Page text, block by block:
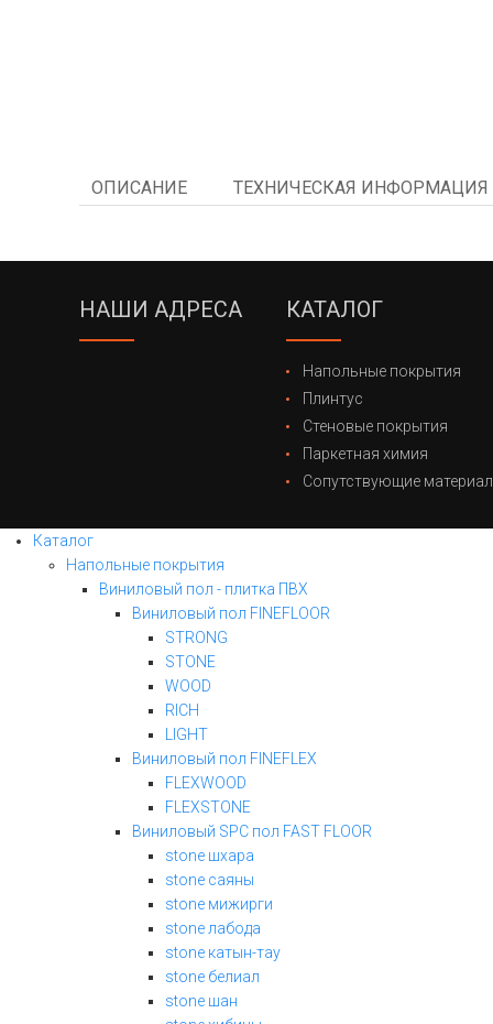
ОПИСАНИЕ ТЕХНИЧЕСКАЯ ИНФОРМАЦИЯ
НАШИ АДРЕСА КАТАЛОГ
Напольные покрытия
Плинтус
Стеновые покрытия
Паркетная химия
Сопутствующие
Каталог
Напольные покрытия
Виниловый пол - плитка ПВХ
Виниловый пол FINEFLOOR
STRONG
STONE
WOOD
RICH
LIGHT
Виниловый пол FINEFLEX
FLEXWOOD
FLEXSTONE
Виниловый SPC пол FAST FLOOR
stone шхара
stone саяны
stone мижирги
stone лабода
stone катын-тау
stone белиал
stone шан